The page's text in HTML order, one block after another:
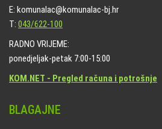
E: komunalac@komunalac-bj.hr
T: 043/622-100
RADNO VRIJEME:
ponedjeljak-petak 7:00-15:00
KOM.NET - Pregled računa i potrošnje
BLAGAJNE